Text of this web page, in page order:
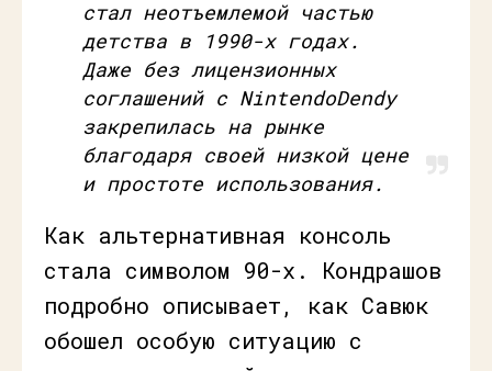
стал неотъемлемой частью
детства в 1990-х годах.
Даже без лицензионных
соглашений с NintendoDendy
закрепилась на рынке
благодаря своей низкой цене
и простоте использования.
Как альтернативная консоль
стала символом 90-х. Кондрашов
подробно описывает, как Савюк
обошел особую ситуацию с